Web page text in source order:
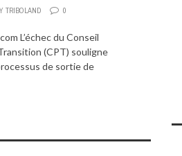
TRIBOLAND 0
L’échec du Conseil
(CPT) souligne
de sortie de